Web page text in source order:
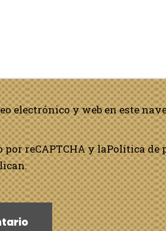
electrónico y web en este
reCAPTCHA y laPolítica de